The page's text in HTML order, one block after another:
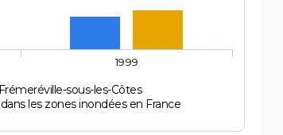
sous-les-Côtes
les zones inondées en France
1999